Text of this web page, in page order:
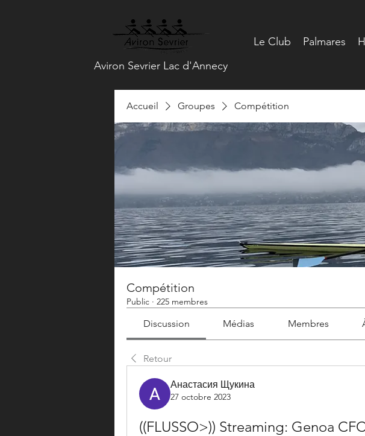
Le Club Palmares
Aviron Sevrier Lac d'Annecy
Accueil Groupes Compétition
Compétition
Public · 225 membres
Discussion Médias Membres
Retour
Анастасия Щукина
27 octobre 2023
((FLUSSO>)) Streaming: Genoa